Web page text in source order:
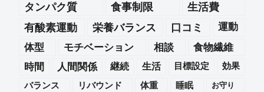
タンパク質 食事制限
生活費
有酸素運動
栄養バランス 口コミ
運動
体型
モチベーション 相談
食物繊維
時間
人間関係 継続 生活 目標設定
効果
バランス
リバウンド 体重 睡眠
お守り